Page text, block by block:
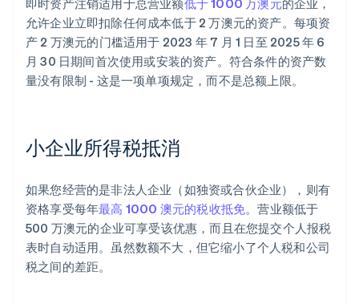
即时资产注销适用于总营业额低于 1000 万澳元的企业，
允许企业立即扣除任何成本低于 2 万澳元的资产。每项资
产 2 万澳元的门槛适用于 2023 年 7 月 1 日至 2025 年 6
月 30 日期间首次使用或安装的资产。符合条件的资产数
量没有限制 - 这是一项单项规定，而不是总额上限。
小企业所得税抵消
如果您经营的是非法人企业（如独资或合伙企业），则有
资格享受每年最高 1000 澳元的税收抵免。营业额低于
500 万澳元的企业可享受该优惠，而且在您提交个人报税
表时自动适用。虽然数额不大，但它缩小了个人税和公司
税之间的差距。